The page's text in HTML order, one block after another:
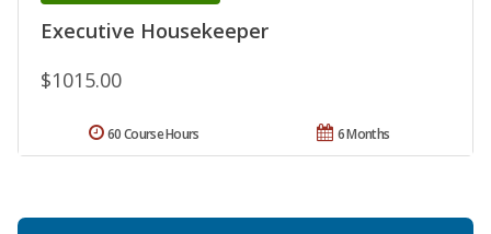
Executive Housekeeper
$1015.00
6 Months
60 Course Hours